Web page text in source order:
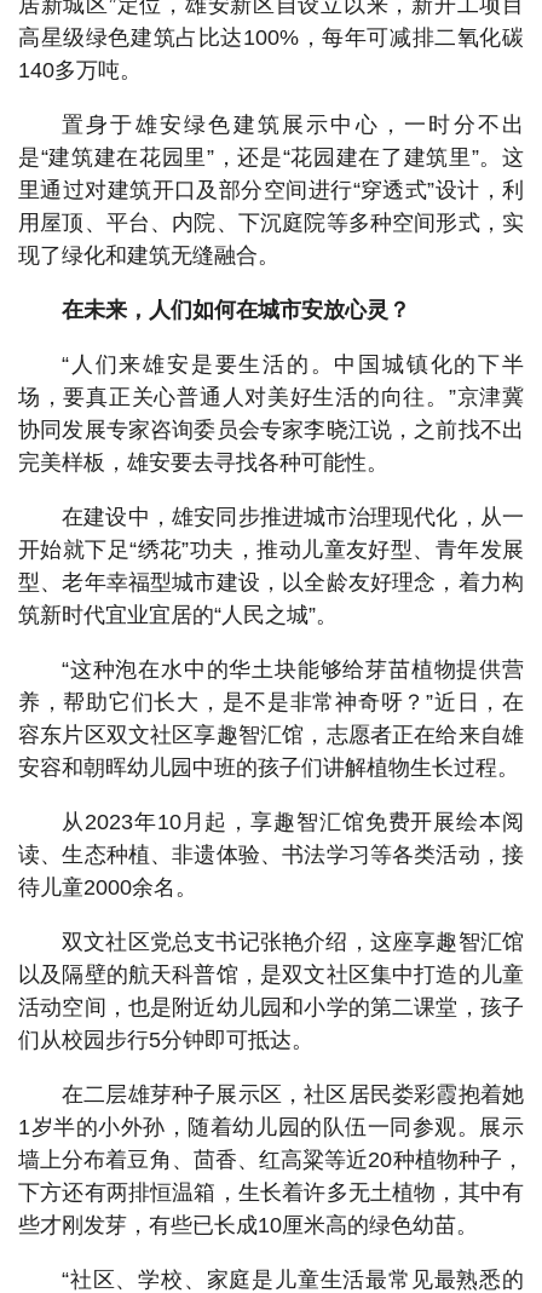
居新城区”定位，雄安新区自设立以来，新开工项目
高星级绿色建筑占比达100%，每年可减排二氧化碳
140多万吨。
置身于雄安绿色建筑展示中心，一时分不出
是“建筑建在花园里”，还是“花园建在了建筑里”。这
里通过对建筑开口及部分空间进行“穿透式”设计，利
用屋顶、平台、内院、下沉庭院等多种空间形式，实
现了绿化和建筑无缝融合。
在未来，人们如何在城市安放心灵？
“人们来雄安是要生活的。中国城镇化的下半
场，要真正关心普通人对美好生活的向往。”京津冀
协同发展专家咨询委员会专家李晓江说，之前找不出
完美样板，雄安要去寻找各种可能性。
在建设中，雄安同步推进城市治理现代化，从一
开始就下足“绣花”功夫，推动儿童友好型、青年发展
型、老年幸福型城市建设，以全龄友好理念，着力构
筑新时代宜业宜居的“人民之城”。
“这种泡在水中的华土块能够给芽苗植物提供营
养，帮助它们长大，是不是非常神奇呀？”近日，在
容东片区双文社区享趣智汇馆，志愿者正在给来自雄
安容和朝晖幼儿园中班的孩子们讲解植物生长过程。
从2023年10月起，享趣智汇馆免费开展绘本阅
读、生态种植、非遗体验、书法学习等各类活动，接
待儿童2000余名。
双文社区党总支书记张艳介绍，这座享趣智汇馆
以及隔壁的航天科普馆，是双文社区集中打造的儿童
活动空间，也是附近幼儿园和小学的第二课堂，孩子
们从校园步行5分钟即可抵达。
在二层雄芽种子展示区，社区居民娄彩霞抱着她
1岁半的小外孙，随着幼儿园的队伍一同参观。展示
墙上分布着豆角、茴香、红高粱等近20种植物种子，
下方还有两排恒温箱，生长着许多无土植物，其中有
些才刚发芽，有些已长成10厘米高的绿色幼苗。
“社区、学校、家庭是儿童生活最常见最熟悉的